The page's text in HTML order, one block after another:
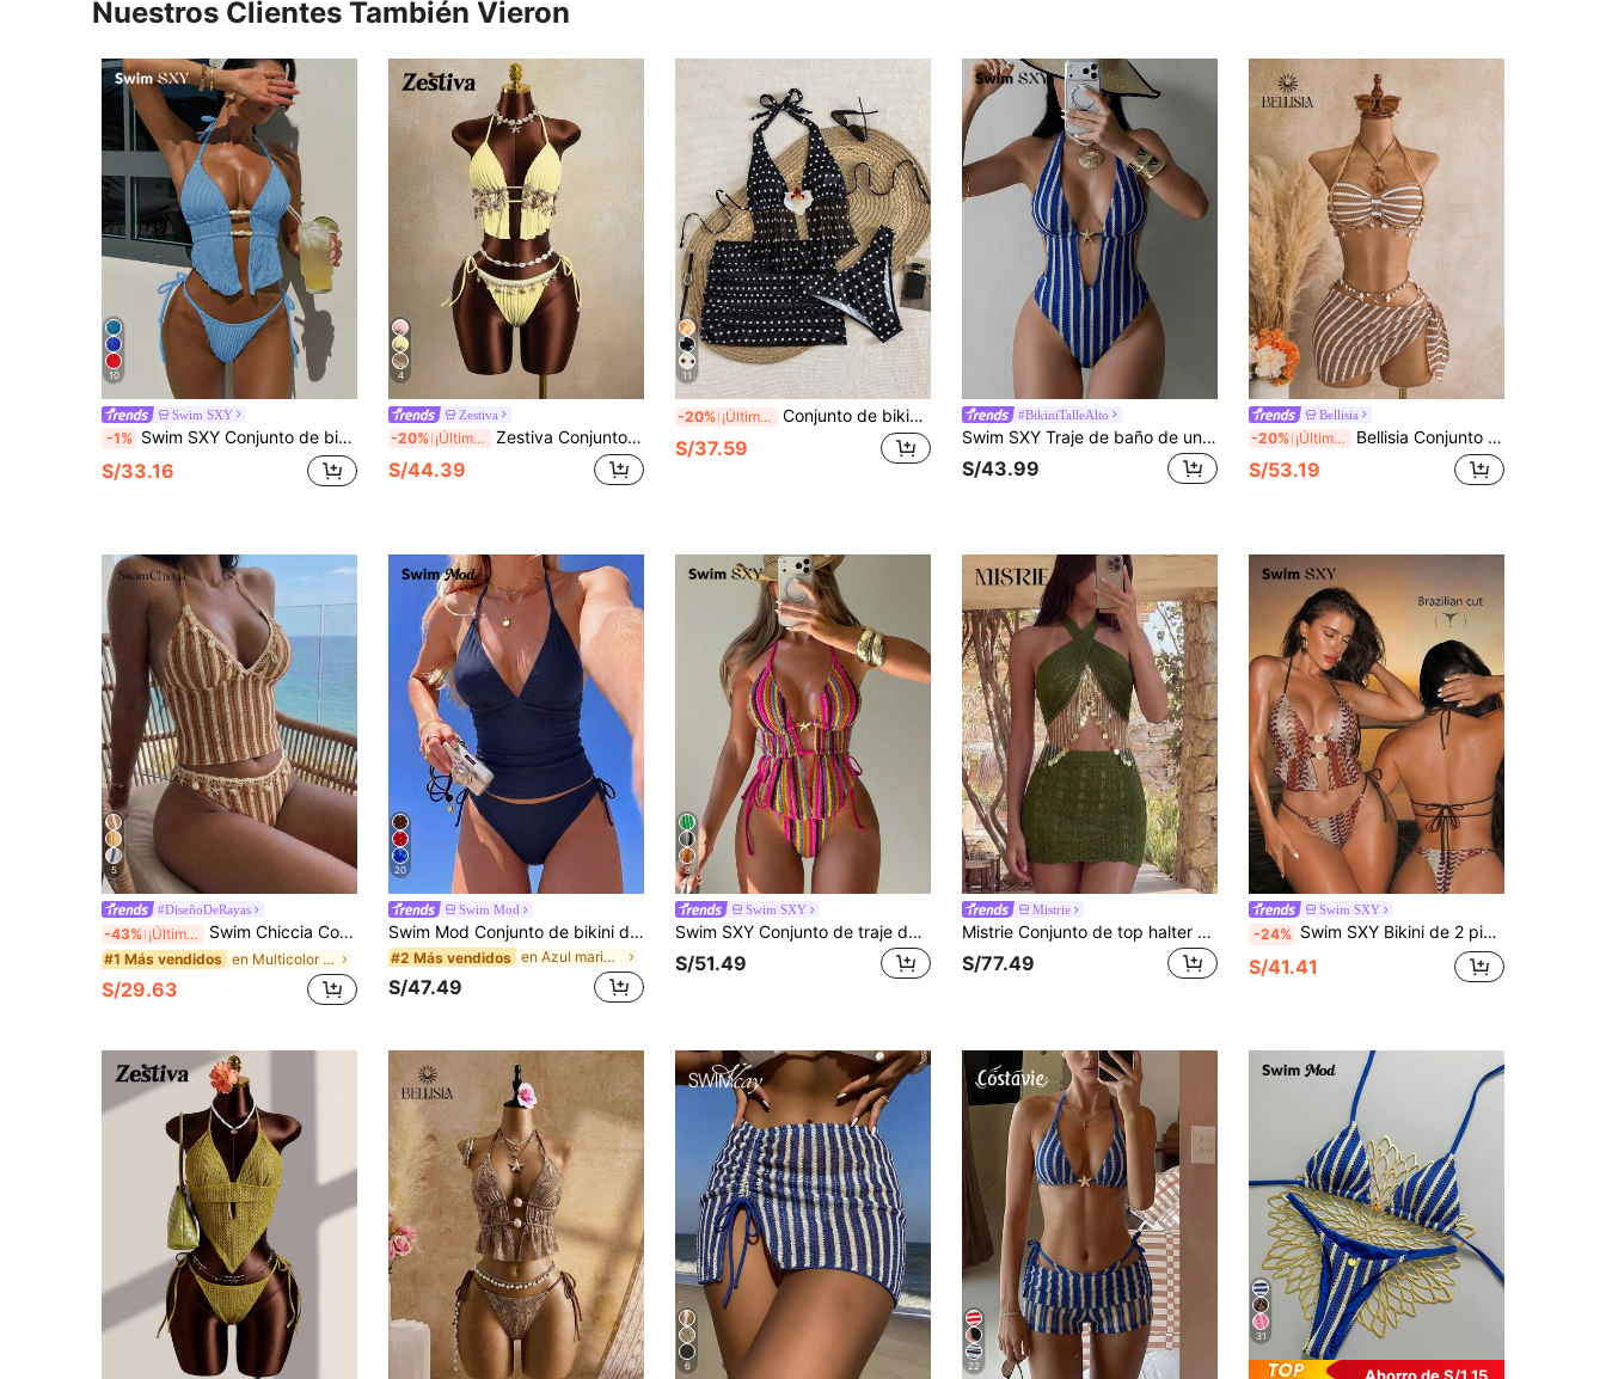
Nuestros Clientes También Vieron
10
Swim SXY
-1% Swim SXY Conjunto de bikini de baño para mujer de unicolor, tela jacquard, tirantes finos, espalda descubierta, cordón ajustable, frente con lazo, halter, sexy y lindo, para chica adolescente, playa, vacaciones de verano
S/33.16
4
Zestiva
-20% ¡Últimos 3 días Zestiva Conjunto de bikini de 2 piezas para mujer con cinta de rayas onduladas, para el verano
S/44.39
11
-20% ¡Últimos 3 días Conjunto de bikini sexy con tirantes de espagueti y estampado aleatorio para mujeres 2026, conjunto de verano, elegante, Día de San Valentín, playa, vacaciones, casual, único, conjunto de verano, conjunto de vacaciones de verano, primavera, conjunto de Día de San Valentín para mujeres, carnaval
S/37.59
#BikiniTalleAlto
Swim SXY Traje de baño de una pieza de alta gama, elegante y sexy con textura de rayas azules y estrellas de mar para vacaciones de primavera/verano
S/43.99
Bellisia
-20% ¡Últimos 3 días Bellisia Conjunto de bikini de 3 piezas con parte superior tipo bandeau de tela jacquard, cuello halter y cordón de ajuste, con detalle de plisado y ribete en la Bottom
S/53.19
5
#DiseñoDeRayas
-43% ¡Últimos 2 días Swim Chiccia Conjunto de tankini sexy con tirantes y lazo para mujer, traje de baño de verano para playa, conjunto de verano para mujer, bikinis de playa para mujer, atuendo de verano 2026 para fiesta de Nochevieja, atuendos de playa para mujer, blusas elegantes para mujer, camiseta casual con lentejuelas y gráfico, blanco, rojo, negro, rosa, marrón y blanco, bloque de color, encaje de punto calado, elegante y casual, adorno de concha de playa, escote en V, top de tankini favorecedor. Traje de baño con rayas y ondas de agua con abertura para mujer, bikini sexy, bikini de moda con bloque de color de alta gama, bikini para fiesta de aguas termales, bikini de estilo europeo & americano con tirantes sexy para mujer, traje de baño para vacaciones de verano en la playa, bikinis talla grande vendidos, conjunto de bikini de 2 piezas, traje de baño de 3 piezas, conjunto de playa de 2 piezas, conjunto de bikini de cintura alta, conjunto de traje de baño de cintura alta
#1 Más vendidos en Multicolor Mujeres Tankinis
S/29.63
20
Swim Mod
Swim Mod Conjunto de bikini de 2 piezas para mujer, unicolor, sexy y lindo, con tirantes finos y top de tiras, bikini triangular, elegante conjunto de bikini casual para vacaciones en la playa y fiesta del Día de San Valentín
#2 Más vendidos en Azul marino Mujeres Tankinis
S/47.49
8
Swim SXY
Swim SXY Conjunto de traje de baño de verano para mujer con top de tankini con halter, fruncido y atado, y Bottom de triángulo, en estilo patchwork
S/51.49
Mistrie
Mistrie Conjunto de top halter con lentejuelas y flecos & minifalda de punto para mujer, estilo de vacaciones en la playa, atuendo de verano
S/77.49
Swim SXY
-24% Swim SXY Bikini de 2 piezas con decoración de cuentas de piedra, estilo bohemio, con escote halter y lazos, de tela texturizada, sexy y lindo, para mujeres, verano 2025
S/41.41
6 22
31
Ahorro de S/1.15